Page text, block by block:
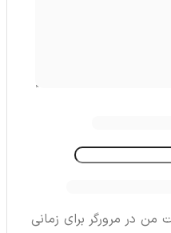
برای زمانی